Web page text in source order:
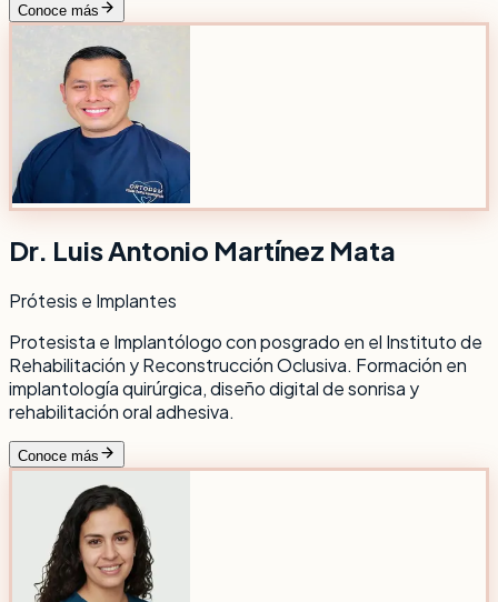
Conoce más
Dr. Luis Antonio Martínez Mata
Prótesis e Implantes
Protesista e Implantólogo con posgrado en el Instituto de
Rehabilitación y Reconstrucción Oclusiva. Formación en
implantología quirúrgica, diseño digital de sonrisa y
rehabilitación oral adhesiva.
Conoce más